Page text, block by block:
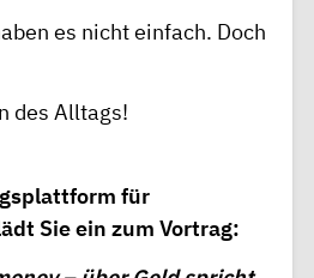
es nicht einfach. Doch
des Alltags!
für
Sie ein zum Vortrag: